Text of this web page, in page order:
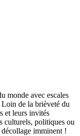
monde avec escales
de la brièveté du
et leurs invités
culturels, politiques ou
imminent !